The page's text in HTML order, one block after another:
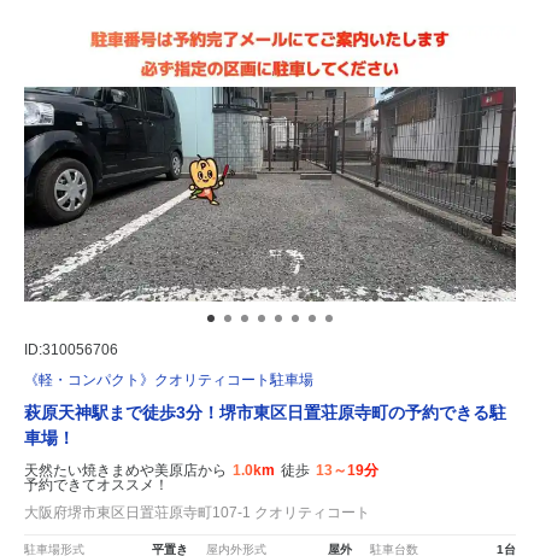
ID:310056706
《軽・コンパクト》クオリティコート駐車場
萩原天神駅まで徒歩3分！堺市東区日置荘原寺町の予約できる駐
車場！
天然たい焼きまめや美原店から 1.0km 徒歩 13～19分
予約できてオススメ！
大阪府堺市東区日置荘原寺町107-1 クオリティコート
駐車場形式 平置き 屋内外形式 屋外 駐車台数 1台